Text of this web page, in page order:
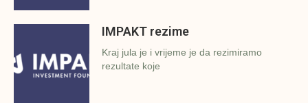
IMPAKT rezime
Kraj jula je i vrijeme je da rezimiramo
rezultate koje